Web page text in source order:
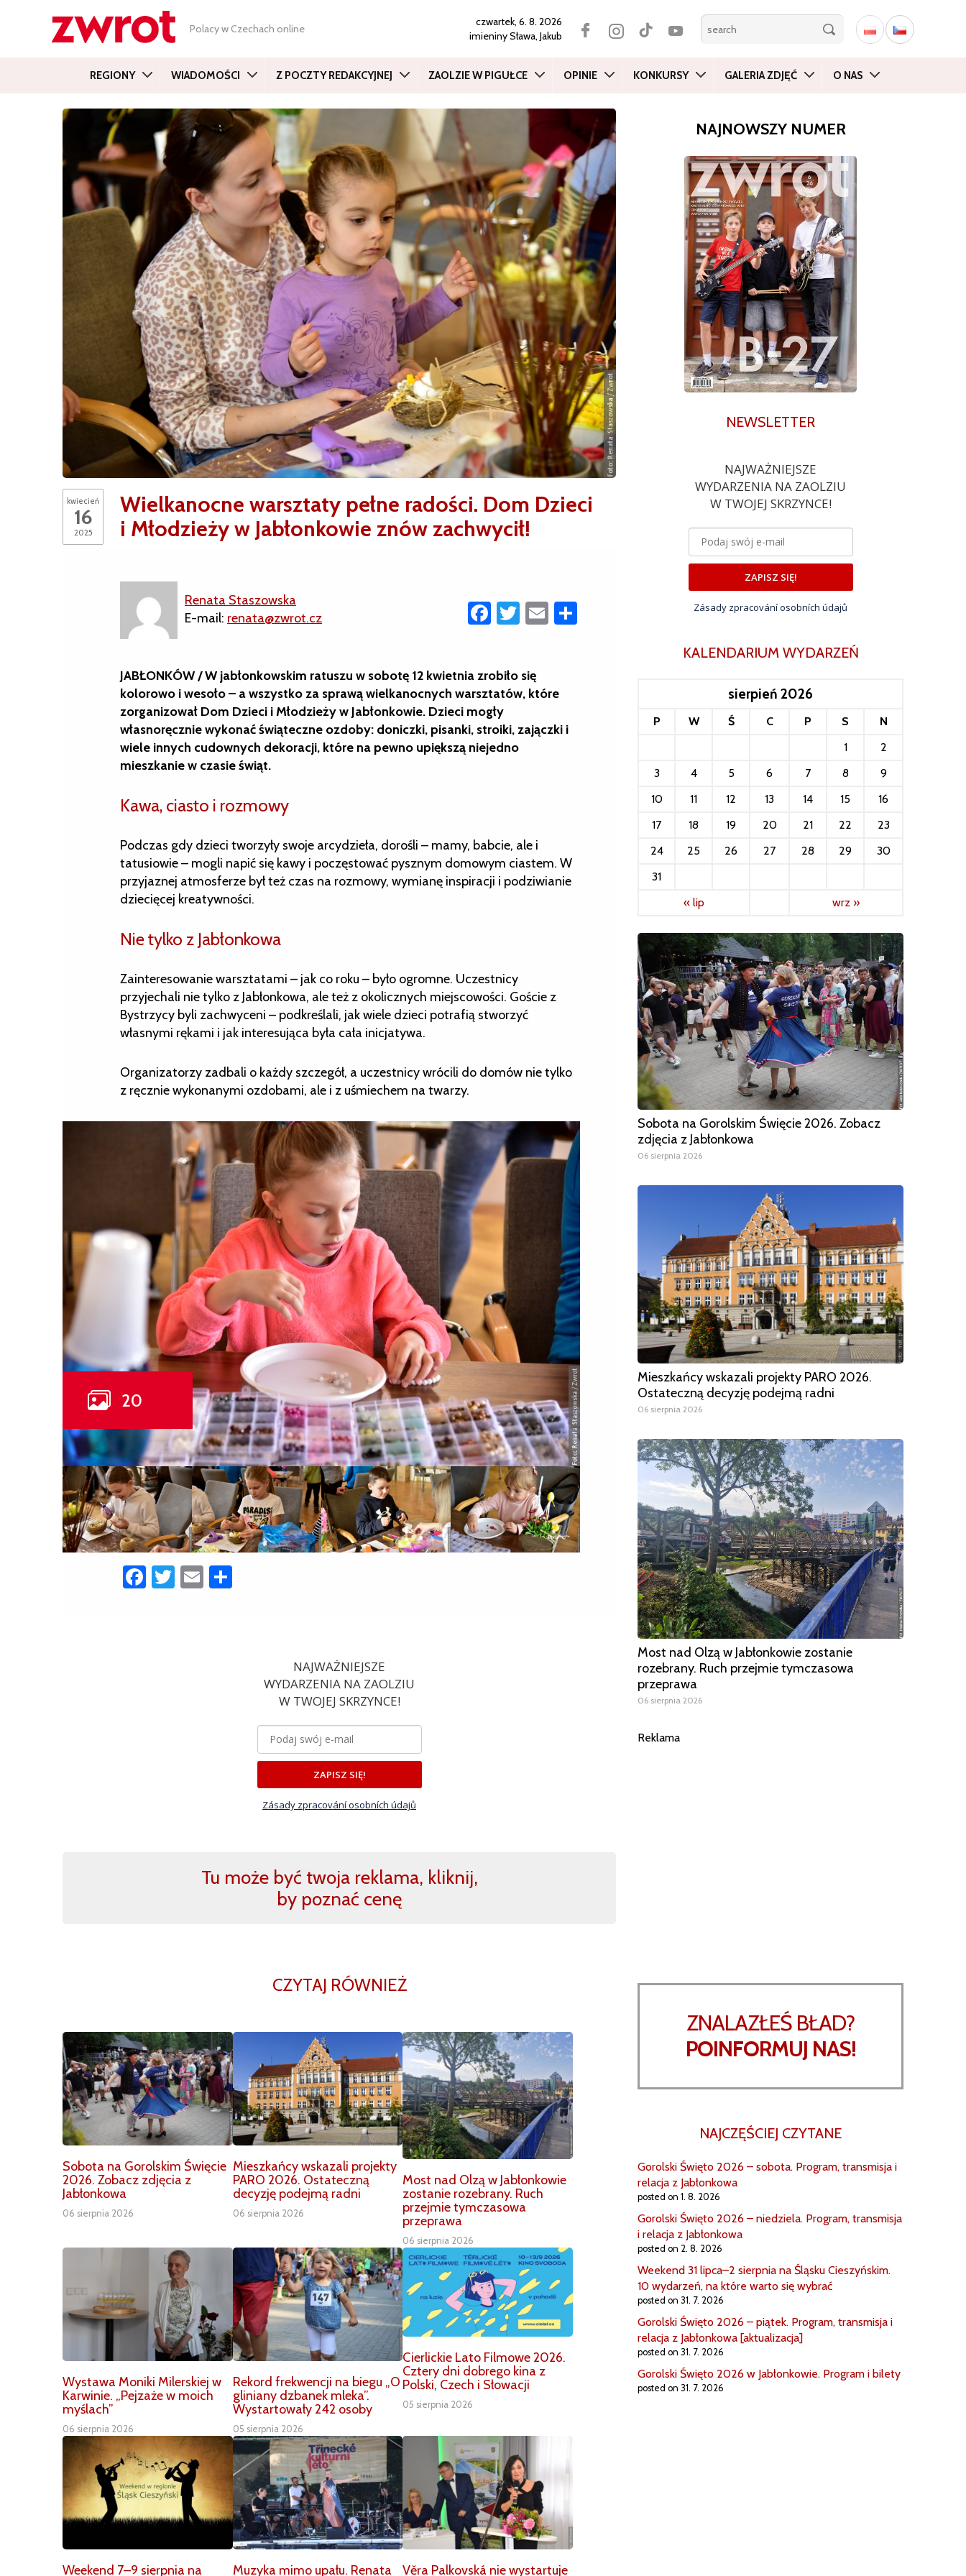
Polacy w Czechach online
czwartek, 6. 8. 2026
imieninySława, Jakub
REGIONY WIADOMOŚCI Z POCZTY REDAKCYJNEJ ZAOLZIE W PIGUŁCE OPINIE KONKURSY GALERIA ZDJĘĆ O NAS
kwiecień
16
2025
Wielkanocne warsztaty pełne radości. Dom Dzieci
i Młodzieży w Jabłonkowie znów zachwycił!
Renata Staszowska
E-mail: renata@zwrot.cz Facebook
Twitter
Email
JABŁONKÓW / W jabłonkowskim ratuszu w sobotę 12 kwietnia zrobiło się
kolorowo i wesoło – a wszystko za sprawą wielkanocnych warsztatów, które
zorganizował Dom Dzieci i Młodzieży w Jabłonkowie. Dzieci mogły
własnoręcznie wykonać świąteczne ozdoby: doniczki, pisanki, stroiki, zajączki i
wiele innych cudownych dekoracji, które na pewno upiększą niejedno
mieszkanie w czasie świąt.
Kawa, ciasto i rozmowy
Podczas gdy dzieci tworzyły swoje arcydzieła, dorośli – mamy, babcie, ale i
tatusiowie – mogli napić się kawy i poczęstować pysznym domowym ciastem. W
przyjaznej atmosferze był też czas na rozmowy, wymianę inspiracji i podziwianie
dziecięcej kreatywności.
Nie tylko z Jabłonkowa
Zainteresowanie warsztatami – jak co roku – było ogromne. Uczestnicy
przyjechali nie tylko z Jabłonkowa, ale też z okolicznych miejscowości. Goście z
Bystrzycy byli zachwyceni – podkreślali, jak wiele dzieci potrafią stworzyć
własnymi rękami i jak interesująca była cała inicjatywa.
Organizatorzy zadbali o każdy szczegół, a uczestnicy wrócili do domów nie tylko
z ręcznie wykonanymi ozdobami, ale i z uśmiechem na twarzy.
Facebook
Twitter
Email
NAJWAŻNIEJSZE
WYDARZENIA NA ZAOLZIU
W TWOJEJ SKRZYNCE!
ZAPISZ SIĘ!
Zásady zpracování osobních údajů
Tu może być twoja reklama, kliknij,
by poznać cenę
CZYTAJ RÓWNIEŻ
Sobota na Gorolskim Święcie
2026. Zobacz zdjęcia z
Jabłonkowa
06 sierpnia 2026
Mieszkańcy wskazali projekty
PARO 2026. Ostateczną
decyzję podejmą radni
06 sierpnia 2026
Most nad Olzą w Jabłonkowie
zostanie rozebrany. Ruch
przejmie tymczasowa
przeprawa
06 sierpnia 2026
Wystawa Moniki Milerskiej w
Karwinie. „Pejzaże w moich
myślach”
06 sierpnia 2026
Rekord frekwencji na biegu „O
gliniany dzbanek mleka”.
Wystartowały 242 osoby
05 sierpnia 2026
Cierlickie Lato Filmowe 2026.
Cztery dni dobrego kina z
Polski, Czech i Słowacji
05 sierpnia 2026
Weekend 7–9 sierpnia na
Muzyka mimo upału. Renata
Věra Palkovská nie wystartuje
NAJNOWSZY NUMER
NEWSLETTER
NAJWAŻNIEJSZE
WYDARZENIA NA ZAOLZIU
W TWOJEJ SKRZYNCE!
ZAPISZ SIĘ!
Zásady zpracování osobních údajů
KALENDARIUM WYDARZEŃ
sierpień 2026
P W Ś C P S
N
1
2
3
4 5 6 7 8
9
10
11 12 13 14 15
16
17
18 19 20 21 22
23
24
25 26 27 28 29
30
31
« lip
wrz »
Sobota na Gorolskim Święcie 2026. Zobacz
zdjęcia z Jabłonkowa
06 sierpnia 2026
Mieszkańcy wskazali projekty PARO 2026.
Ostateczną decyzję podejmą radni
06 sierpnia 2026
Most nad Olzą w Jabłonkowie zostanie
rozebrany. Ruch przejmie tymczasowa
przeprawa
06 sierpnia 2026
Reklama
ZNALAZŁEŚ BŁAD?
POINFORMUJ NAS!
NAJCZĘŚCIEJ CZYTANE
Gorolski Święto 2026 – sobota. Program, transmisja i
relacja z Jabłonkowa
posted on 1. 8. 2026
Gorolski Święto 2026 – niedziela. Program, transmisja
i relacja z Jabłonkowa
posted on 2. 8. 2026
Weekend 31 lipca–2 sierpnia na Śląsku Cieszyńskim.
10 wydarzeń, na które warto się wybrać
posted on 31. 7. 2026
Gorolski Święto 2026 – piątek. Program, transmisja i
relacja z Jabłonkowa [aktualizacja]
posted on 31. 7. 2026
Gorolski Święto 2026 w Jabłonkowie. Program i bilety
posted on 31. 7. 2026